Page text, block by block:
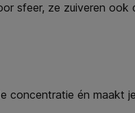
sfeer, ze zuiveren
concentratie én maakt